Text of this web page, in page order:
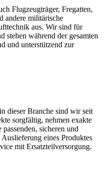
Flugzeugträger, Fregatten,
andere militärische
aus. Wir sind für
stehen während der gesamten
und unterstützend zur
dieser Branche sind wir seit
sorgfältig, nehmen exakte
sicheren und
eines Produktes
mit Ersatzteilversorgung.